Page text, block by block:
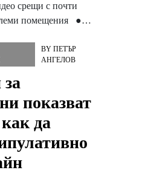
срещи с почти
помещения ●…
BY ПЕТЪР
АНГЕЛОВ
показват
да